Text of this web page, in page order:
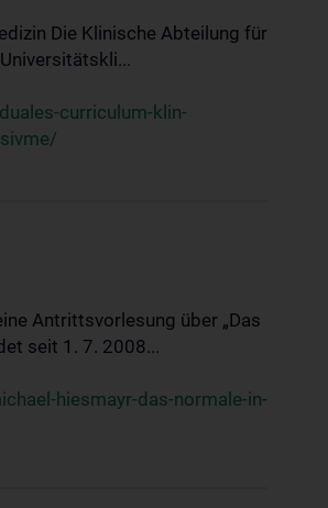
Die Klinische Abteilung für
curriculum-klin-
Antrittsvorlesung über „Das
seit 1. 7. 2008...
hiesmayr-das-normale-in-